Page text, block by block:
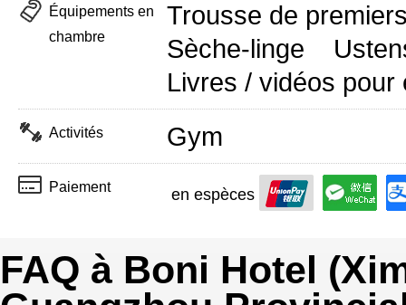
Équipements en
chambre
Trousse de
Sèche-linge
Livres / vidéos pour
Activités Gym
Paiement en espèces
FAQ à Boni Hotel